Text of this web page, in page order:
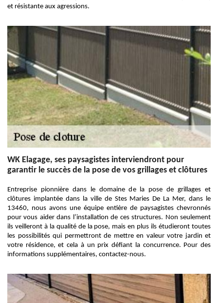
et résistante aux agressions.
WK Elagage, ses paysagistes interviendront pour
garantir le succès de la pose de vos grillages et clôtures
Entreprise pionnière dans le domaine de la pose de grillages et
clôtures implantée dans la ville de Stes Maries De La Mer, dans le
13460, nous avons une équipe entière de paysagistes chevronnés
pour vous aider dans l’installation de ces structures. Non seulement
ils veilleront à la qualité de la pose, mais en plus ils étudieront toutes
les possibilités qui permettront de mettre en valeur votre jardin et
votre résidence, et cela à un prix défiant la concurrence. Pour des
informations supplémentaires, contactez-nous.